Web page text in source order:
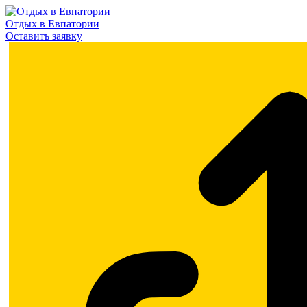
Отдых в Евпатории
Оставить заявку